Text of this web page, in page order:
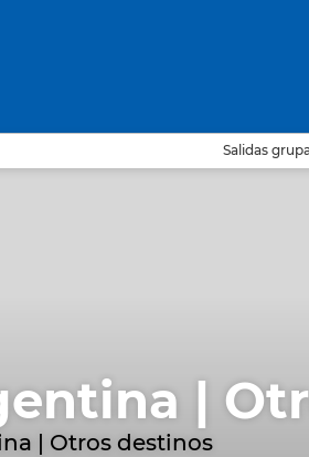
Salidas
|
| Otros destinos